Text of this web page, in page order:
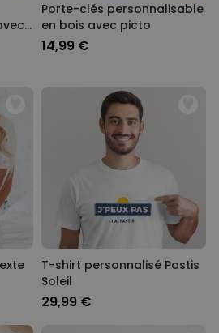
Porte-clés personnalisable
en bois avec picto
14,99 €
T-shirt personnalisé Pastis
Soleil
29,99 €